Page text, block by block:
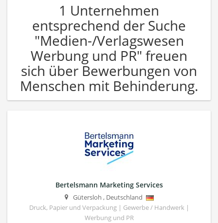
1 Unternehmen
entsprechend der Suche
"Medien-/Verlagswesen
Werbung und PR" freuen
sich über Bewerbungen von
Menschen mit Behinderung.
Bertelsmann Marketing Services
Gütersloh , Deutschland
Druck, Papier und Verpackung | Gewerbe / Handwerk |
Werbung und PR